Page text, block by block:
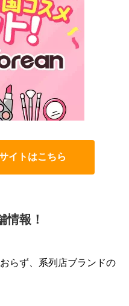
イトはこちら
情報！
らず、系列店ブランドの